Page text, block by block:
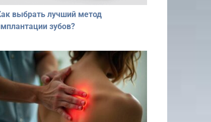
выбрать лучший метод
зубов?